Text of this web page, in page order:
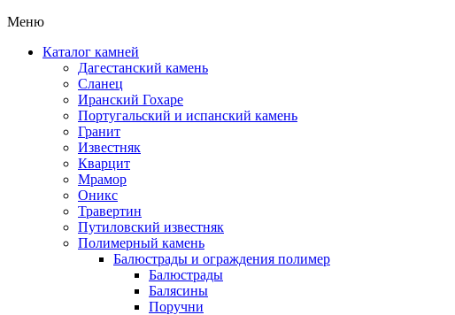
Меню
Каталог камней
Дагестанский камень
Сланец
Иранский Гохаре
Португальский и испанский камень
Гранит
Известняк
Кварцит
Мрамор
Оникс
Травертин
Путиловский известняк
Полимерный камень
Балюстрады и ограждения полимер
Балюстрады
Балясины
Поручни